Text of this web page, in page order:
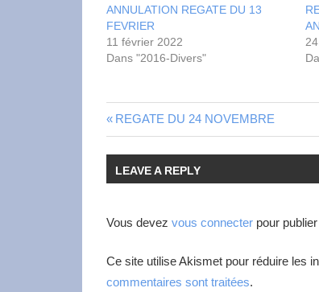
ANNULATION REGATE DU 13
FEVRIER
11 février 2022
Dans "2016-Divers"
REGATE DU 24 NOVEMBRE
LEAVE A REPLY
Vous devez vous connecter pour
Ce site utilise Akismet pour réduire les
commentaires sont traitées.